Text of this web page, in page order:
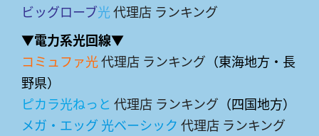
ビッグローブ光代理店 ランキング
▼電力系光回線▼
コミュファ光代理店 ランキング （東海地方・長
野県）
ピカラ光ねっと 代理店 ランキング （四国地方）
メガ・エッグ 光ベーシック 代理店 ランキング